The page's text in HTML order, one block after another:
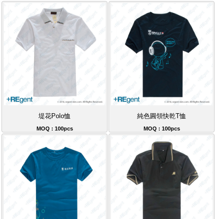
堤花Polo恤
MOQ : 100pcs
純色圓領快乾T恤
MOQ : 100pcs